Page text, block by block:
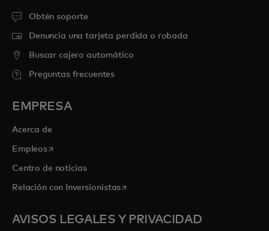
Obtén soporte
Denuncia una tarjeta perdida o robada
Buscar cajero automático
Preguntas frecuentes
EMPRESA
Acerca de
Empleosse abre en una pestaña nueva
Centro de noticias
Relación con Inversionistasse abre en una pestaña nueva
AVISOS LEGALES Y PRIVACIDAD